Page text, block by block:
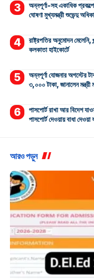
অন্নপূর্ণা-সহ একাধিক
ঘোষণা মুখ্যমন্ত্রী শুভেন্দু
রাষ্ট্রপতির অনুমোদন মেলেনি,
কলকাতা হাইকোর্টে
অন্নপূর্ণা যোজনার অগস্টের
৩,০০০ টাকা, জানালেন মন্ত্রী
পাসপোর্ট রাখা আর বিদেশ
পাসপোর্ট দেওয়ায় বাধা
আরও পড়ুন